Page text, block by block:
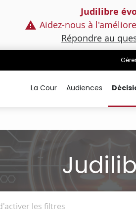
Judilibre
Aidez-nous à
Répondre au
La Cour Audiences